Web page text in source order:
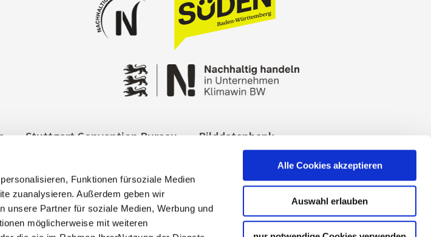
Funktionen fürsoziale Medien
zuanalysieren. Außerdem geben wir
unsere Partner für soziale Medien, Werbung und
möglicherweise mit weiteren
Alle Cookies akzeptieren
Auswahl erlauben
Stuttgart Convention Bureau
Bilddatenbank